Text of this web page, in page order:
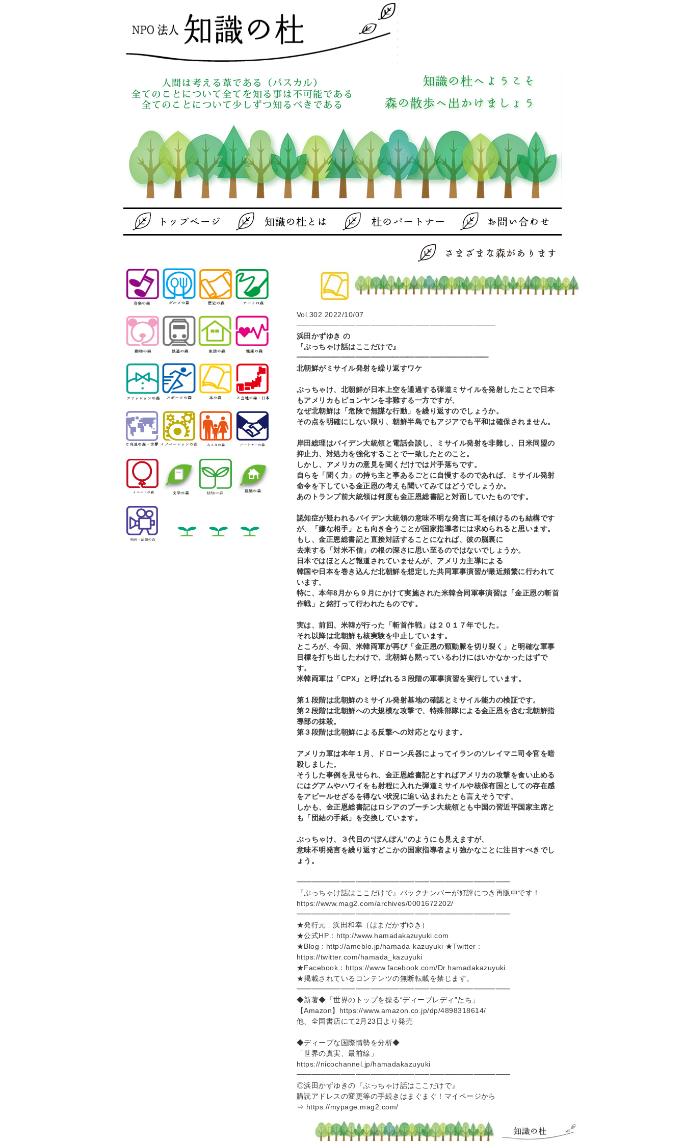
Vol.302 2022/10/07
━━━━━━━━━━━━━━━━━━━━━━━━━━━
浜田かずゆき の
『ぶっちゃけ話はここだけで』
━━━━━━━━━━━━━━━━━━━━━━━━━━
北朝鮮がミサイル発射を繰り返すワケ
ぶっちゃけ、北朝鮮が日本上空を通過する弾道ミサイルを発射したことで日本
もアメリカもピョンヤンを非難する一方ですが、
なぜ北朝鮮は「危険で無謀な行動」を繰り返すのでしょうか。
その点を明確にしない限り、朝鮮半島でもアジアでも平和は確保されません。
岸田総理はバイデン大統領と電話会談し、ミサイル発射を非難し、日米同盟の
抑止力、対処力を強化することで一致したとのこと。
しかし、アメリカの意見を聞くだけでは片手落ちです。
自らを「聞く力」の持ち主と事あるごとに自慢するのであれば、ミサイル発射
命令を下している金正恩の考えも聞いてみてはどうでしょうか。
あのトランプ前大統領は何度も金正恩総書記と対面していたものです。
認知症が疑われるバイデン大統領の意味不明な発言に耳を傾けるのも結構です
が、「嫌な相手」とも向き合うことが国家指導者には求められると思います。
もし、金正恩総書記と直接対話することになれば、彼の脳裏に
去来する「対米不信」の根の深さに思い至るのではないでしょうか。
日本ではほとんど報道されていませんが、アメリカ主導による
韓国や日本を巻き込んだ北朝鮮を想定した共同軍事演習が最近頻繁に行われて
います。
特に、本年8月から９月にかけて実施された米韓合同軍事演習は「金正恩の斬首
作戦」と銘打って行われたものです。
実は、前回、米韓が行った「斬首作戦」は２０１７年でした。
それ以降は北朝鮮も核実験を中止しています。
ところが、今回、米韓両軍が再び「金正恩の頸動脈を切り裂く」と明確な軍事
目標を打ち出したわけで、北朝鮮も黙っているわけにはいかなかったはずで
す。
米韓両軍は「CPX」と呼ばれる３段階の軍事演習を実行しています。
第１段階は北朝鮮のミサイル発射基地の確認とミサイル能力の検証です。
第２段階は北朝鮮への大規模な攻撃で、特殊部隊による金正恩を含む北朝鮮指
導部の抹殺。
第３段階は北朝鮮による反撃への対応となります。
アメリカ軍は本年１月、ドローン兵器によってイランのソレイマニ司令官を暗
殺しました。
そうした事例を見せられ、金正恩総書記とすればアメリカの攻撃を食い止める
にはグアムやハワイをも射程に入れた弾道ミサイルや核保有国としての存在感
をアピールせざるを得ない状況に追い込まれたとも言えそうです。
しかも、金正恩総書記はロシアのプーチン大統領とも中国の習近平国家主席と
も「団結の手紙」を交換しています。
ぶっちゃけ、３代目の“ぼんぼん”のようにも見えますが、
意味不明発言を繰り返すどこかの国家指導者より強かなことに注目すべきでし
ょう。
━━━━━━━━━━━━━━━━━━━━━━━━━━━━━
『ぶっちゃけ話はここだけで』バックナンバーが好評につき再販中です！
https://www.mag2.com/archives/0001672202/
━━━━━━━━━━━━━━━━━━━━━━━━━━━━━
★発行元 : 浜田和幸（はまだかずゆき）
★公式HP：http://www.hamadakazuyuki.com
★Blog : http://ameblo.jp/hamada-kazuyuki ★Twitter :
https://twitter.com/hamada_kazuyuki
★Facebook：https://www.facebook.com/Dr.hamadakazuyuki
★掲載されているコンテンツの無断転載を禁じます。
━━━━━━━━━━━━━━━━━━━━━━━━━━━━━
◆新著◆「世界のトップを操る“ディープレディ”たち」
【Amazon】https://www.amazon.co.jp/dp/4898318614/
他、全国書店にて2月23日より発売
◆ディープな国際情勢を分析◆
「世界の真実、最前線」
https://nicochannel.jp/hamadakazuyuki
━━━━━━━━━━━━━━━━━━━━━━━━━━━━━
◎浜田かずゆきの『ぶっちゃけ話はここだけで』
購読アドレスの変更等の手続きはまぐまぐ！マイページから
⇒ https://mypage.mag2.com/